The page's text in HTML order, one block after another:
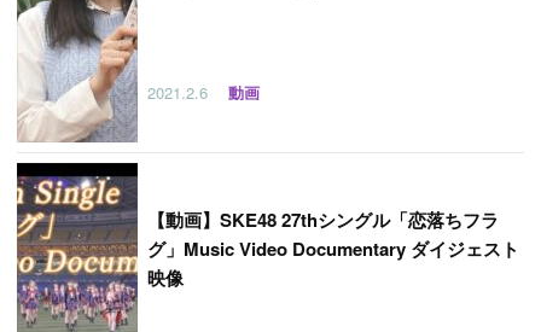
2021.2.6 動画
【動画】SKE48 27thシングル「恋落ちフラ
グ」Music Video Documentary ダイジェスト
映像